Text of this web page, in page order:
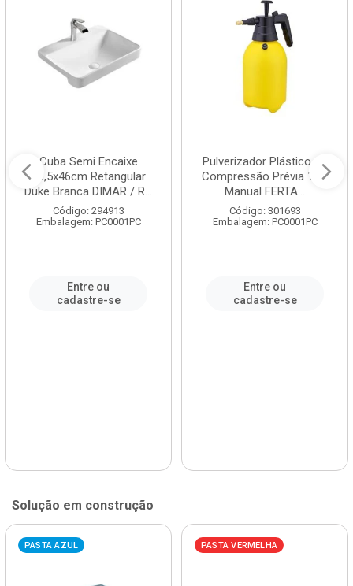
Cuba Semi Encaixe
58,5x46cm Retangular
Duke Branca DIMAR / R...
Código: 294913
Embalagem: PC0001PC
Entre ou
cadastre-se
Pulverizador Plástico de
Compressão Prévia 1,5L
Manual FERTA...
Código: 301693
Embalagem: PC0001PC
Entre ou
cadastre-se
Solução em construção
PASTA AZUL PASTA VERMELHA